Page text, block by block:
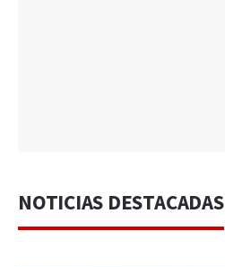
NOTICIAS DESTACADAS